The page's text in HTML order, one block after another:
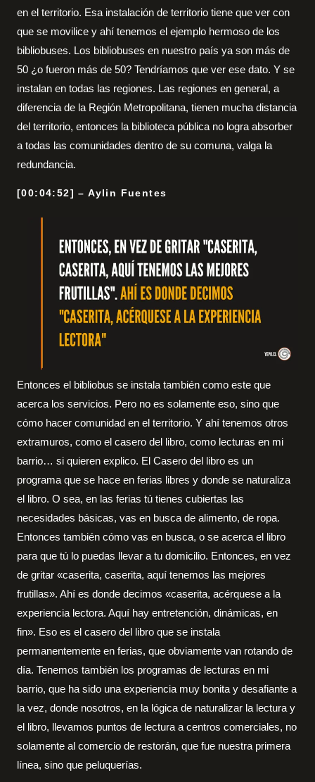
en el territorio. Esa instalación de territorio tiene que ver con
que se movilice y ahí tenemos el ejemplo hermoso de los
bibliobuses. Los bibliobuses en nuestro país ya son más de
50 ¿o fueron más de 50? Tendríamos que ver ese dato. Y se
instalan en todas las regiones. Las regiones en general, a
diferencia de la Región Metropolitana, tienen mucha distancia
del territorio, entonces la biblioteca pública no logra absorber
a todas las comunidades dentro de su comuna, valga la
redundancia.
[00:04:52] – Aylin Fuentes
Entonces el bibliobus se instala también como este que
acerca los servicios. Pero no es solamente eso, sino que
cómo hacer comunidad en el territorio. Y ahí tenemos otros
extramuros, como el casero del libro, como lecturas en mi
barrio… si quieren explico. El Casero del libro es un
programa que se hace en ferias libres y donde se naturaliza
el libro. O sea, en las ferias tú tienes cubiertas las
necesidades básicas, vas en busca de alimento, de ropa.
Entonces también cómo vas en busca, o se acerca el libro
para que tú lo puedas llevar a tu domicilio. Entonces, en vez
de gritar «caserita, caserita, aquí tenemos las mejores
frutillas». Ahí es donde decimos «caserita, acérquese a la
experiencia lectora. Aquí hay entretención, dinámicas, en
fin». Eso es el casero del libro que se instala
permanentemente en ferias, que obviamente van rotando de
día. Tenemos también los programas de lecturas en mi
barrio, que ha sido una experiencia muy bonita y desafiante a
la vez, donde nosotros, en la lógica de naturalizar la lectura y
el libro, llevamos puntos de lectura a centros comerciales, no
solamente al comercio de restorán, que fue nuestra primera
línea, sino que peluquerías.